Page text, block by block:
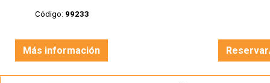
Código: 99233
Más información